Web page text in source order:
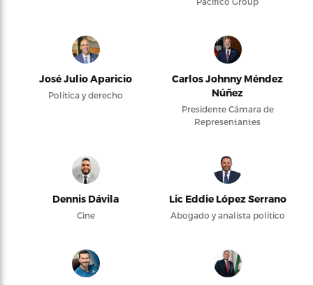
José Julio Aparicio
Política y derecho
Carlos Johnny Méndez
Núñez
Presidente Cámara de
Representantes
Dennis Dávila
Cine
Lic Eddie López Serrano
Abogado y analista político